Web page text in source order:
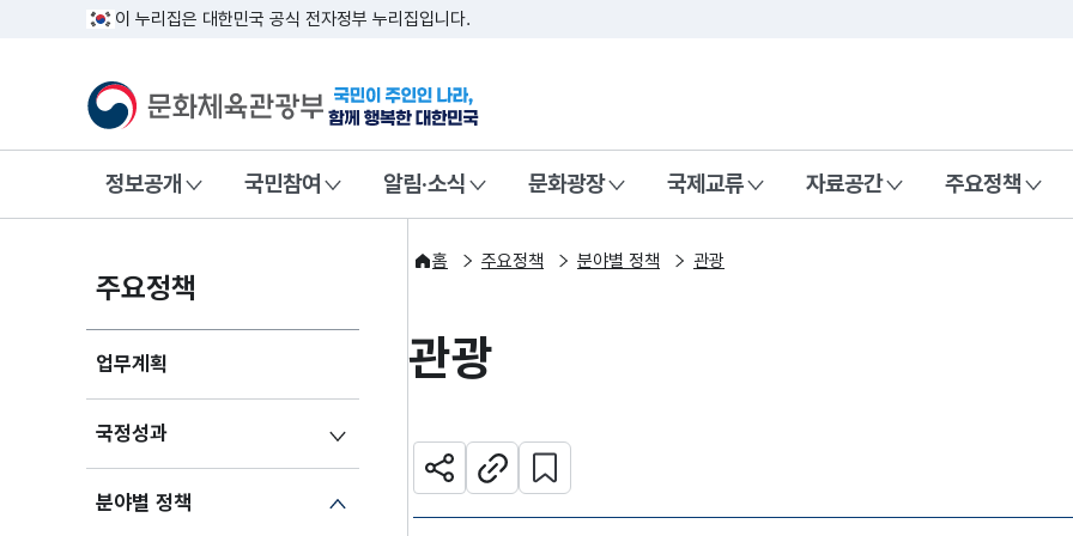
이 누리집은 대한민국 공식 전자정부 누리집입니다.
문화체육관광부국민이 주인인 나라, 함께 행복한 대한민국
정보공개 국민참여 알림·소식 문화광장 국제교류 자료공간 주요정책
주요정책
업무계획
국정성과
분야별 정책
홈 주요정책 분야별 정책 관광
관광
공유하기주소복사
관심 콘텐츠 설정하기